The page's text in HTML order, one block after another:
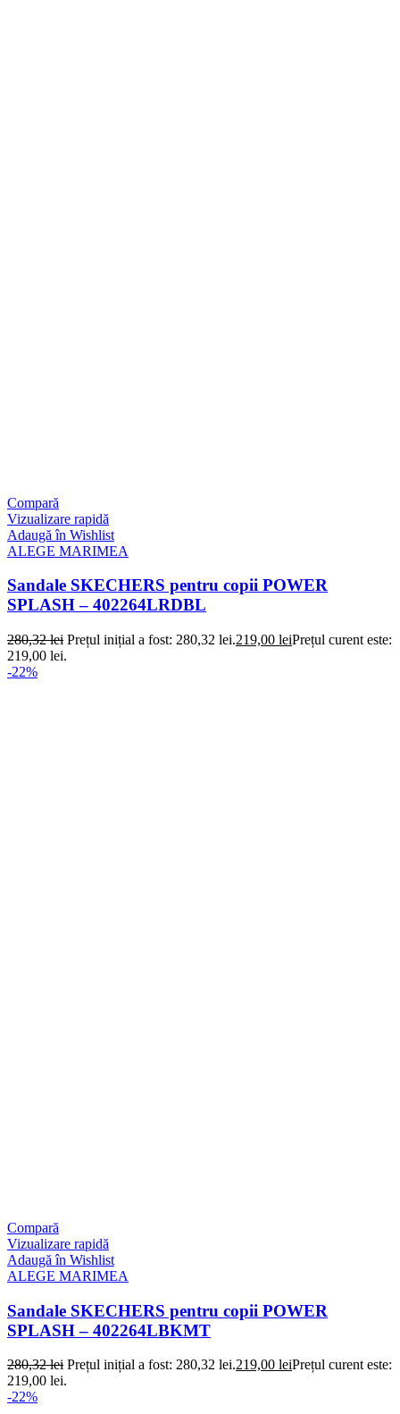
Compară
Vizualizare rapidă
Adaugă în Wishlist
ALEGE MARIMEA
Sandale SKECHERS pentru copii POWER
SPLASH – 402264LRDBL
280,32lei Prețul inițial a fost: 280,32 lei.219,00 leiPrețul curent este:
219,00 lei.
-22%
Compară
Vizualizare rapidă
Adaugă în Wishlist
ALEGE MARIMEA
Sandale SKECHERS pentru copii POWER
SPLASH – 402264LBKMT
280,32lei Prețul inițial a fost: 280,32 lei.219,00 leiPrețul curent este:
219,00 lei.
-22%